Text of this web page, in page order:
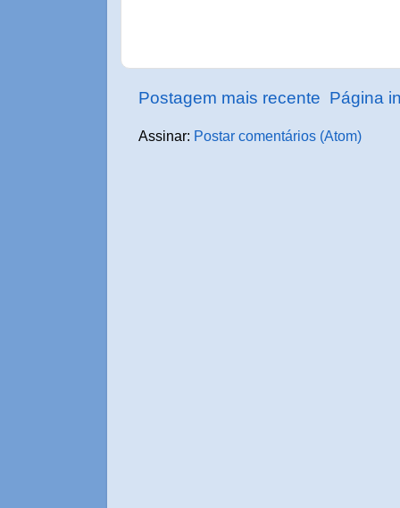
Postagem mais recente Página
Assinar: Postar comentários (Atom)